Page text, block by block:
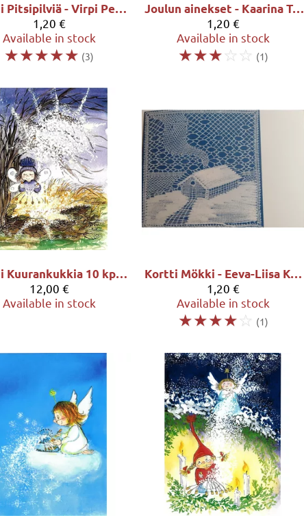
Kortti Pitsipilviä - Virpi Pekkala
1,20 €
Available in stock
☆☆☆☆☆ (3)
Joulun ainekset - Kaarina Toivanen
1,20 €
Available in stock
☆☆☆☆ ☆ (1)
Kortti Kuurankukkia 10 kpl - Virpi Pekkala
12,00 €
Available in stock
Kortti Mökki - Eeva-Liisa Kortelahti
1,20 €
Available in stock
☆☆☆☆☆ (1)